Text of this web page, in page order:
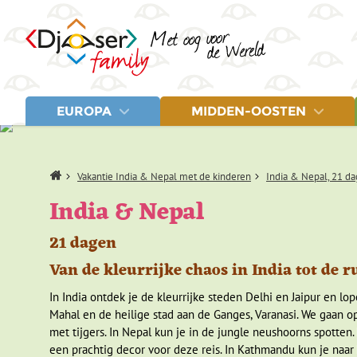
EUROPA
Balkan
Estland
Griekenland
Italië
Litouwen
Turkije
MIDDEN-OOSTEN
Jordanië
Turkije
Home Vakantie India & Nepal met de kinderen India & Nepal, 21
India & Nepal
21 dagen
Van de kleurrijke chaos in India tot de
In India ontdek je de kleurrijke steden Delhi en Jaipur en
Mahal en de heilige stad aan de Ganges, Varanasi. We
met tijgers. In Nepal kun je in de jungle neushoorns
een prachtig decor voor deze reis. In Kathmandu kun je